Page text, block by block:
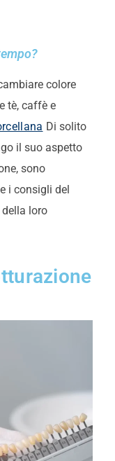
colore
tè, caffè e
Di solito
il suo aspetto
sono
i consigli del
della loro